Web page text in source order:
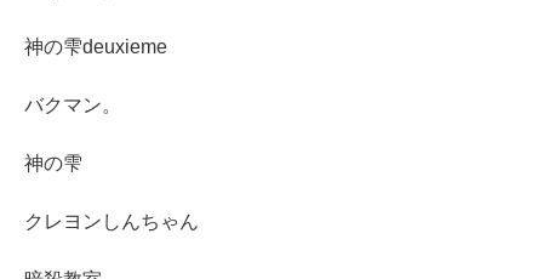
神の雫deuxieme
バクマン。
神の雫
クレヨンしんちゃん